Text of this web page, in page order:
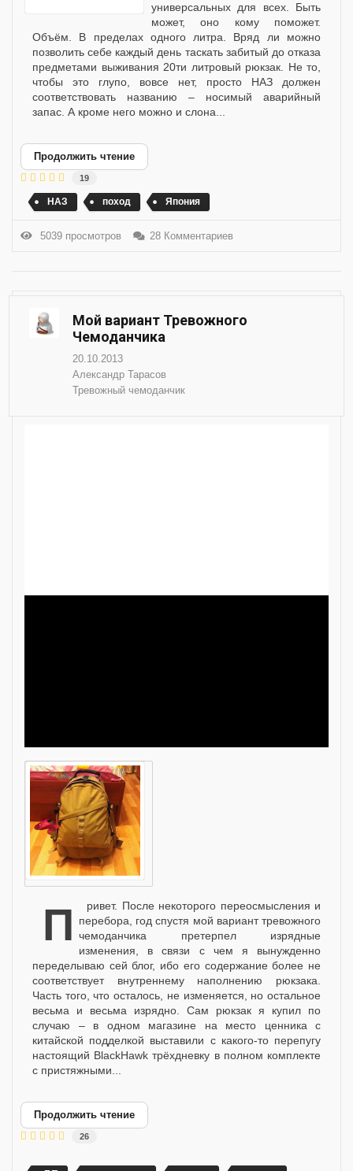
универсальных для всех. Быть
может, оно кому поможет.
Объём. В пределах одного литра. Вряд ли можно
позволить себе каждый день таскать забитый до отказа
предметами выживания 20ти литровый рюкзак. Не то,
чтобы это глупо, вовсе нет, просто НАЗ должен
соответствовать названию – носимый аварийный
запас. А кроме него можно и слона...
Продолжить чтение
19
НАЗ поход Япония
5039 просмотров 28 Комментариев
Мой вариант Тревожного
Чемоданчика
20.10.2013
Александр Тарасов
Тревожный чемоданчик
Привет. После некоторого переосмысления и
перебора, год спустя мой вариант тревожного
чемоданчика претерпел изрядные
изменения, в связи с чем я вынужденно
переделываю сей блог, ибо его содержание более не
соответствует внутреннему наполнению рюкзака.
Часть того, что осталось, не изменяется, но остальное
весьма и весьма изрядно. Сам рюкзак я купил по
случаю – в одном магазине на место ценника с
китайской подделкой выставили с какого-то перепугу
настоящий BlackHawk трёхдневку в полном комплекте
с пристяжными...
Продолжить чтение
26